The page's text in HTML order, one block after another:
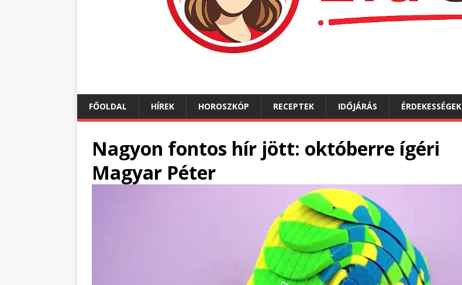
FŐOLDAL HÍREK HOROSZKÓP RECEPTEK IDŐJÁRÁS ÉRDEKESSÉGEK
Nagyon fontos hír jött: októberre ígéri
Magyar Péter